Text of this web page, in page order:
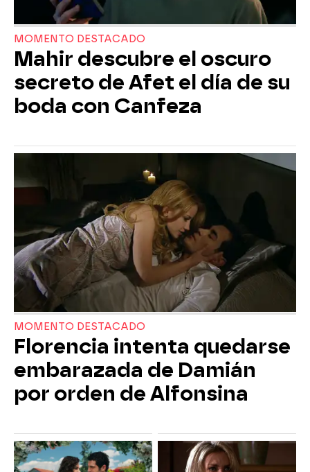
MOMENTO DESTACADO
Mahir descubre el oscuro
secreto de Afet el día de su
boda con Canfeza
MOMENTO DESTACADO
Florencia intenta quedarse
embarazada de Damián
por orden de Alfonsina